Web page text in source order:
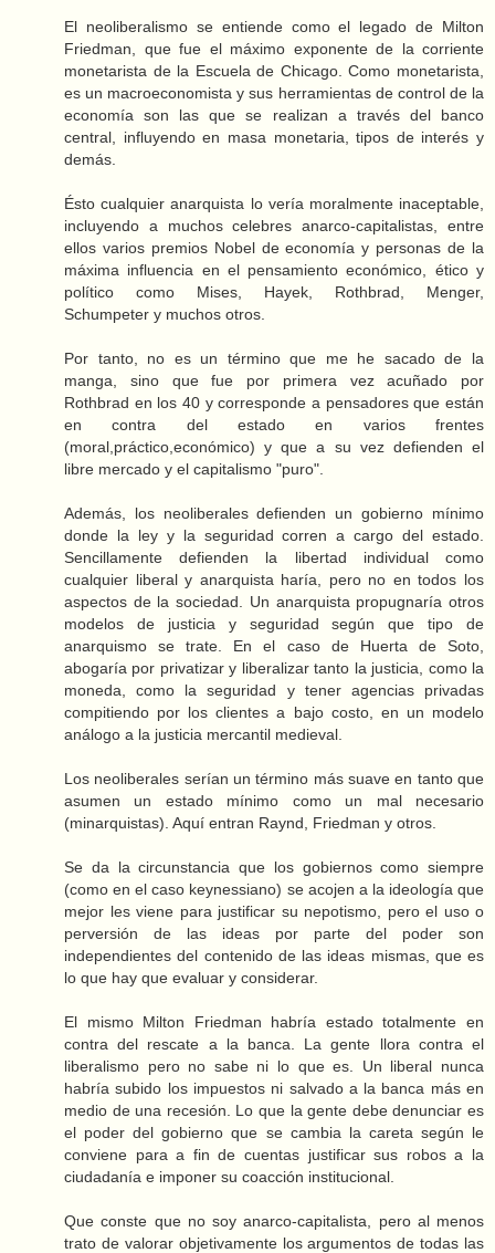
El neoliberalismo se entiende como el legado de Milton
Friedman, que fue el máximo exponente de la corriente
monetarista de la Escuela de Chicago. Como monetarista,
es un macroeconomista y sus herramientas de control de la
economía son las que se realizan a través del banco
central, influyendo en masa monetaria, tipos de interés y
demás.
Ésto cualquier anarquista lo vería moralmente inaceptable,
incluyendo a muchos celebres anarco-capitalistas, entre
ellos varios premios Nobel de economía y personas de la
máxima influencia en el pensamiento económico, ético y
político como Mises, Hayek, Rothbrad, Menger,
Schumpeter y muchos otros.
Por tanto, no es un término que me he sacado de la
manga, sino que fue por primera vez acuñado por
Rothbrad en los 40 y corresponde a pensadores que están
en contra del estado en varios frentes
(moral,práctico,económico) y que a su vez defienden el
libre mercado y el capitalismo "puro".
Además, los neoliberales defienden un gobierno mínimo
donde la ley y la seguridad corren a cargo del estado.
Sencillamente defienden la libertad individual como
cualquier liberal y anarquista haría, pero no en todos los
aspectos de la sociedad. Un anarquista propugnaría otros
modelos de justicia y seguridad según que tipo de
anarquismo se trate. En el caso de Huerta de Soto,
abogaría por privatizar y liberalizar tanto la justicia, como la
moneda, como la seguridad y tener agencias privadas
compitiendo por los clientes a bajo costo, en un modelo
análogo a la justicia mercantil medieval.
Los neoliberales serían un término más suave en tanto que
asumen un estado mínimo como un mal necesario
(minarquistas). Aquí entran Raynd, Friedman y otros.
Se da la circunstancia que los gobiernos como siempre
(como en el caso keynessiano) se acojen a la ideología que
mejor les viene para justificar su nepotismo, pero el uso o
perversión de las ideas por parte del poder son
independientes del contenido de las ideas mismas, que es
lo que hay que evaluar y considerar.
El mismo Milton Friedman habría estado totalmente en
contra del rescate a la banca. La gente llora contra el
liberalismo pero no sabe ni lo que es. Un liberal nunca
habría subido los impuestos ni salvado a la banca más en
medio de una recesión. Lo que la gente debe denunciar es
el poder del gobierno que se cambia la careta según le
conviene para a fin de cuentas justificar sus robos a la
ciudadanía e imponer su coacción institucional.
Que conste que no soy anarco-capitalista, pero al menos
trato de valorar objetivamente los argumentos de todas las